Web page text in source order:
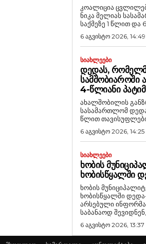
კოალიცია
ნიკა მელიას
საქმეზე 1 წლით და 6
6 აგვისტო 2026, 14:49
ᲡᲘᲐᲮᲚᲔᲔᲑᲘ
ᲓᲔᲓᲐᲡ,
4-ᲬᲚᲘᲐᲜᲘ
ახალშობილის
სასამართლომ
წლით
6 აგვისტო 2026, 14:25
ᲡᲘᲐᲮᲚᲔᲔᲑᲘ
ᲮᲝᲑᲘᲡ
ᲮᲝᲑᲘᲡᲬᲧᲐᲚᲨᲘ
ხობის
ხობისწყალში
არსებული
საბანაოდ
6 აგვისტო 2026, 13:37